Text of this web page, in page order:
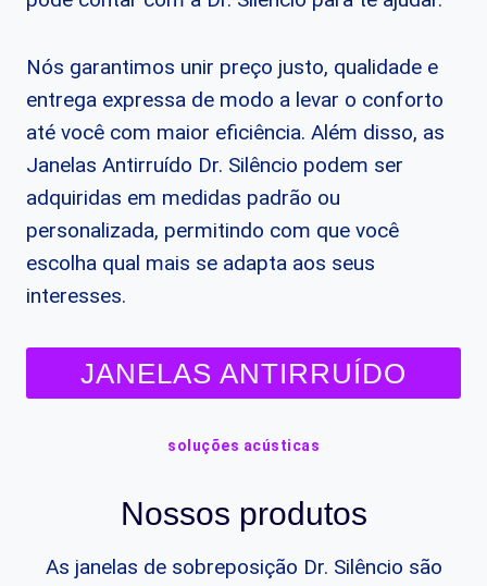
Nós garantimos unir preço justo, qualidade e
entrega expressa de modo a levar o conforto
até você com maior eficiência. Além disso, as
Janelas Antirruído Dr. Silêncio podem ser
adquiridas em medidas padrão ou
personalizada, permitindo com que você
escolha qual mais se adapta aos seus
interesses.
JANELAS ANTIRRUÍDO
soluções acústicas
Nossos produtos
As janelas de sobreposição Dr. Silêncio são